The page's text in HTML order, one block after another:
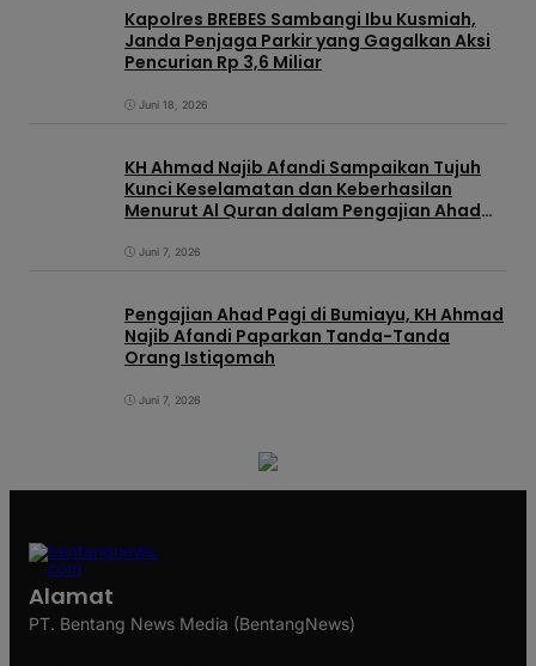
Kapolres BREBES Sambangi Ibu Kusmiah,
Janda Penjaga Parkir yang Gagalkan Aksi
Pencurian Rp 3,6 Miliar
Juni 18, 2026
KH Ahmad Najib Afandi Sampaikan Tujuh
Kunci Keselamatan dan Keberhasilan
Menurut Al Quran dalam Pengajian Ahad
Juni 7, 2026
Pengajian Ahad Pagi di Bumiayu, KH Ahmad
Najib Afandi Paparkan Tanda-Tanda
Orang Istiqomah
Juni 7, 2026
Alamat
PT. Bentang News Media (BentangNews)